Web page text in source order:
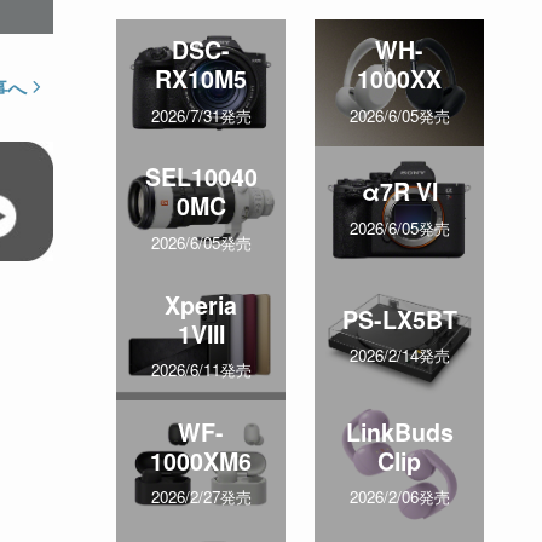
へ
DSC-
RX10M5
2026/7/31発売
WH-
1000XX
2026/6/05発売
SEL10040
0MC
2026/6/05発売
α7R VI
2026/6/05発売
Xperia
1VIII
2026/6/11発売
PS-LX5BT
2026/2/14発売
WF-
1000XM6
2026/2/27発売
LinkBuds
Clip
2026/2/06発売